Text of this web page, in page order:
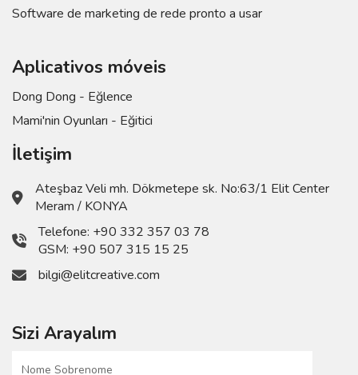
Software de marketing de rede pronto a usar
Aplicativos móveis
Dong Dong - Eğlence
Mami'nin Oyunları - Eğitici
İletişim
Ateşbaz Veli mh. Dökmetepe sk. No:63/1 Elit Center
Meram / KONYA
Telefone: +90 332 357 03 78
GSM: +90 507 315 15 25
bilgi@elitcreative.com
Sizi Arayalım